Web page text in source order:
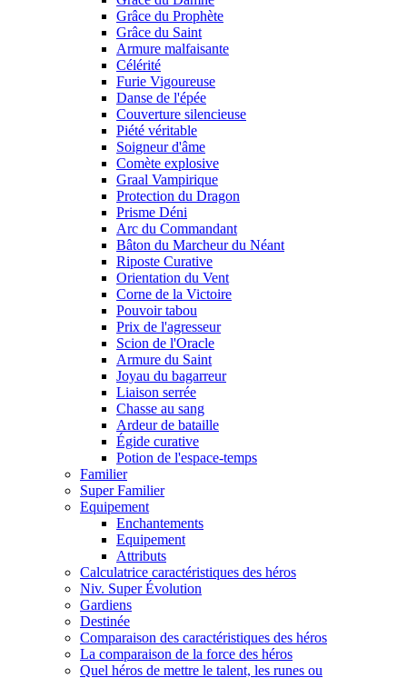
Grâce du Prophète
Grâce du Saint
Armure malfaisante
Célérité
Furie Vigoureuse
Danse de l'épée
Couverture silencieuse
Piété véritable
Soigneur d'âme
Comète explosive
Graal Vampirique
Protection du Dragon
Prisme Déni
Arc du Commandant
Bâton du Marcheur du Néant
Riposte Curative
Orientation du Vent
Corne de la Victoire
Pouvoir tabou
Prix de l'agresseur
Scion de l'Oracle
Armure du Saint
Joyau du bagarreur
Liaison serrée
Chasse au sang
Ardeur de bataille
Égide curative
Potion de l'espace-temps
Familier
Super Familier
Equipement
Enchantements
Equipement
Attributs
Calculatrice caractéristiques des héros
Niv. Super Évolution
Gardiens
Destinée
Comparaison des caractéristiques des héros
La comparaison de la force des héros
Quel héros de mettre le talent, les runes ou